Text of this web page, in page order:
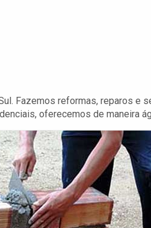
Fazemos reformas, reparos e
oferecemos de maneira